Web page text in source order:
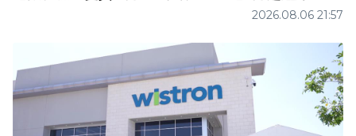
2026.08.06 21:57